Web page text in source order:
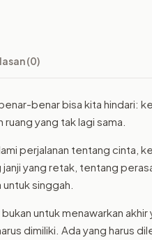
(0)
benar bisa kita hindari:
yang tak lagi sama.
perjalanan tentang cinta,
yang retak, tentang
singgah.
untuk menawarkan akhir
dimiliki. Ada yang harus